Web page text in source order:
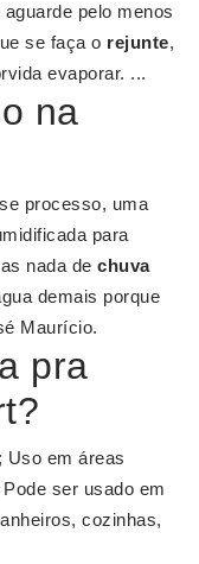
pelo menos
se faça o rejunte,
evaporar. ...
na
processo, uma
para
nada de chuva
demais porque
Maurício.
pra
Uso em áreas
ser usado em
cozinhas,